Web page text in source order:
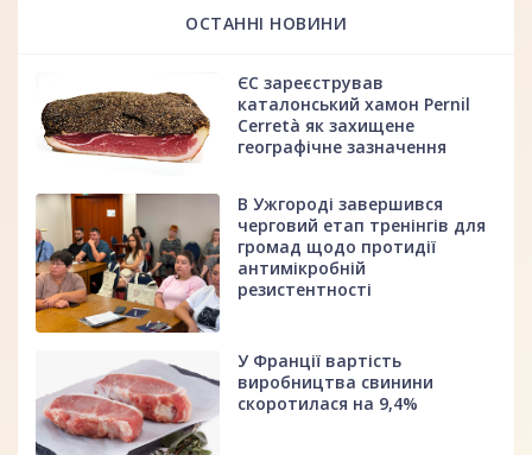
ОСТАННІ НОВИНИ
ЄС зареєстрував
каталонський хамон Pernil
Cerretà як захищене
географічне зазначення
В Ужгороді завершився
черговий етап тренінгів для
громад щодо протидії
антимікробній
резистентності
У Франції вартість
виробництва свинини
скоротилася на 9,4%